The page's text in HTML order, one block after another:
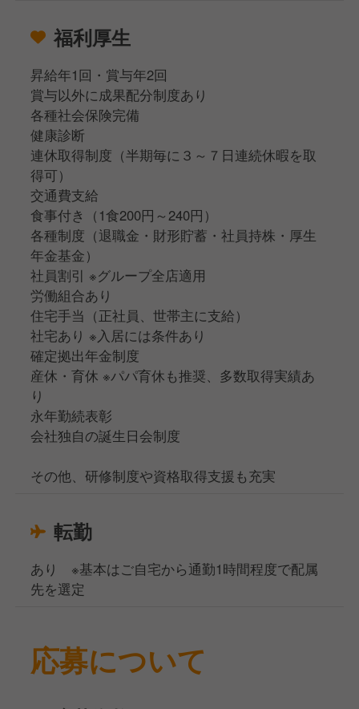
福利厚生
昇給年1回・賞与年2回
賞与以外に成果配分制度あり
各種社会保険完備
健康診断
連休取得制度（半期毎に３～７日連続休暇を取
得可）
交通費支給
食事付き（1食200円～240円）
各種制度（退職金・財形貯蓄・社員持株・厚生
年金基金）
社員割引 ※グループ全店適用
労働組合あり
住宅手当（正社員、世帯主に支給）
社宅あり ※入居には条件あり
確定拠出年金制度
産休・育休 ※パパ育休も推奨、多数取得実績あ
り
永年勤続表彰
会社独自の誕生日会制度
その他、研修制度や資格取得支援も充実
転勤
あり ※基本はご自宅から通勤1時間程度で配属
先を選定
応募について